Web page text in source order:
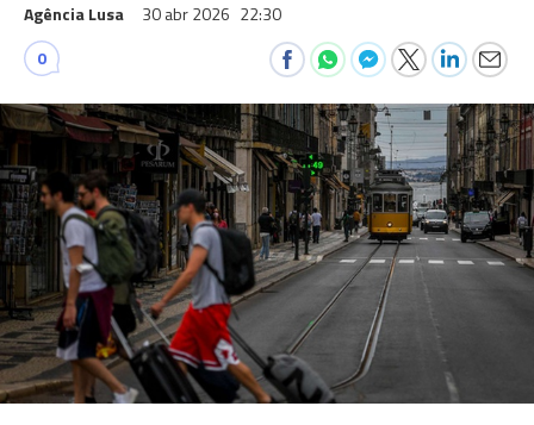
Agência Lusa 30 abr 2026 22:30
0